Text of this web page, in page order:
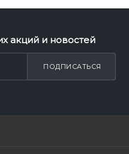
акций и новостей
ПОДПИСАТЬСЯ